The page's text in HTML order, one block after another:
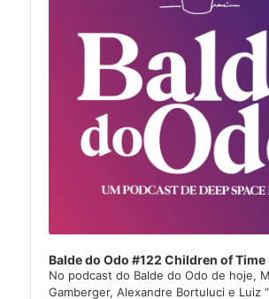
Balde do Odo #122 Children of Time
No podcast do Balde do Odo de hoje,
Gamberger, Alexandre Bortuluci e Luiz